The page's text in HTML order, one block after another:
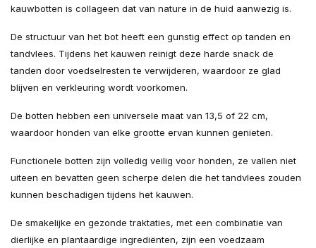
kauwbotten is collageen dat van nature in de huid aanwezig is.
De structuur van het bot heeft een gunstig effect op tanden en
tandvlees. Tijdens het kauwen reinigt deze harde snack de
tanden door voedselresten te verwijderen, waardoor ze glad
blijven en verkleuring wordt voorkomen.
De botten hebben een universele maat van 13,5 of 22 cm,
waardoor honden van elke grootte ervan kunnen genieten.
Functionele botten zijn volledig veilig voor honden, ze vallen niet
uiteen en bevatten geen scherpe delen die het tandvlees zouden
kunnen beschadigen tijdens het kauwen.
De smakelijke en gezonde traktaties, met een combinatie van
dierlijke en plantaardige ingrediënten, zijn een voedzaam